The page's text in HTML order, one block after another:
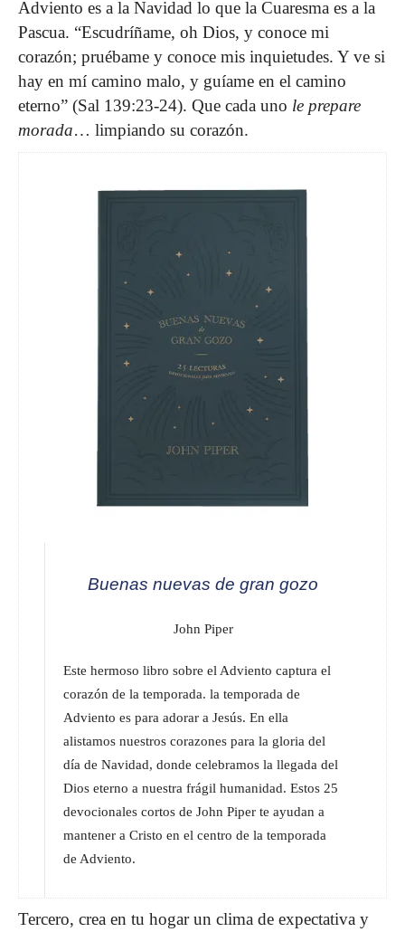
Adviento es a la Navidad lo que la Cuaresma es a la
Pascua. “Escudríñame, oh Dios, y conoce mi
corazón; pruébame y conoce mis inquietudes. Y ve si
hay en mí camino malo, y guíame en el camino
eterno” (Sal 139:23-24). Que cada uno le prepare
morada… limpiando su corazón.
Buenas nuevas de gran gozo
John Piper
Este hermoso libro sobre el Adviento captura el
corazón de la temporada. la temporada de
Adviento es para adorar a Jesús. En ella
alistamos nuestros corazones para la gloria del
día de Navidad, donde celebramos la llegada del
Dios eterno a nuestra frágil humanidad. Estos 25
devocionales cortos de John Piper te ayudan a
mantener a Cristo en el centro de la temporada
de Adviento.
Tercero, crea en tu hogar un clima de expectativa y